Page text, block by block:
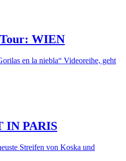
WIEN
en la niebla“ Videoreihe, geht
IN PARIS
Streifen von Koska und